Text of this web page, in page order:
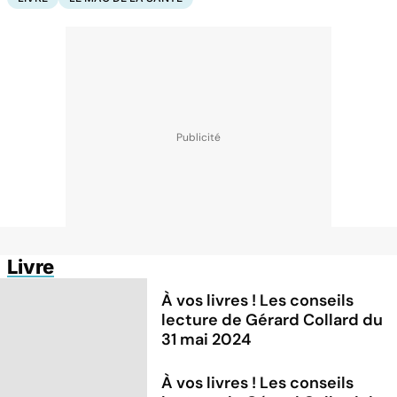
Livre
À vos livres ! Les conseils
lecture de Gérard Collard du
31 mai 2024
À vos livres ! Les conseils